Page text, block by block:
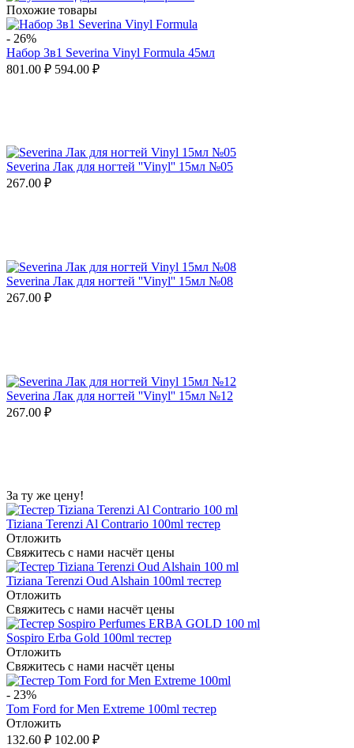
Похожие товары
- 26%
Набор 3в1 Severina Vinyl Formula 45мл
801.00 ₽ 594.00 ₽
Severina Лак для ногтей ''Vinyl'' 15мл №05
267.00 ₽
Severina Лак для ногтей ''Vinyl'' 15мл №08
267.00 ₽
Severina Лак для ногтей ''Vinyl'' 15мл №12
267.00 ₽
За ту же цену!
Tiziana Terenzi Al Contrario 100ml тестер
Отложить
Свяжитесь с нами насчёт цены
Tiziana Terenzi Oud Alshain 100ml тестер
Отложить
Свяжитесь с нами насчёт цены
Sospiro Erba Gold 100ml тестер
Отложить
Свяжитесь с нами насчёт цены
- 23%
Tom Ford for Men Extreme 100ml тестер
Отложить
132.60 ₽ 102.00 ₽